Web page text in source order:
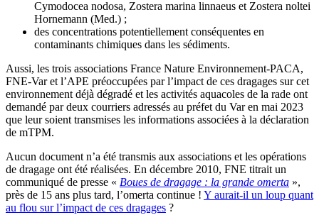
Cymodocea nodosa, Zostera marina linnaeus et Zostera noltei
Hornemann (Med.) ;
des concentrations potentiellement conséquentes en
contaminants chimiques dans les sédiments.
Aussi, les trois associations France Nature Environnement-PACA,
FNE-Var et l’APE préoccupées par l’impact de ces dragages sur cet
environnement déjà dégradé et les activités aquacoles de la rade ont
demandé par deux courriers adressés au préfet du Var en mai 2023
que leur soient transmises les informations associées à la déclaration
de mTPM.
Aucun document n’a été transmis aux associations et les opérations
de dragage ont été réalisées. En décembre 2010, FNE titrait un
communiqué de presse « Boues de dragage : la grande omerta »,
près de 15 ans plus tard, l’omerta continue ! Y aurait-il un loup quant
au flou sur l’impact de ces dragages ?